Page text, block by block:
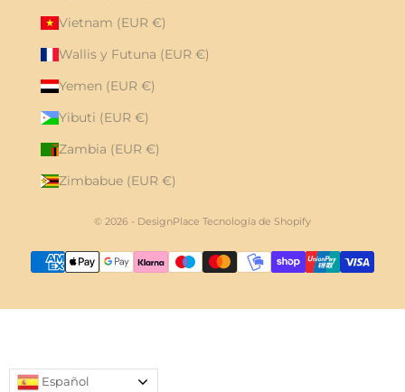
Vietnam (EUR €)
Wallis y Futuna (EUR €)
Yemen (EUR €)
Yibuti (EUR €)
Zambia (EUR €)
Zimbabue (EUR €)
© 2026 - DesignPlace Tecnología de Shopify
Español